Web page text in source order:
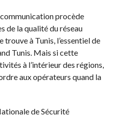
procède
de la qualité du réseau
trouve à Tunis, l’essentiel de
Tunis. Mais si cette
à l’intérieur des régions,
aux opérateurs quand la
de Sécurité